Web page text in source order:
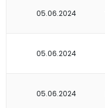
05.06.2024
05.06.2024
05.06.2024